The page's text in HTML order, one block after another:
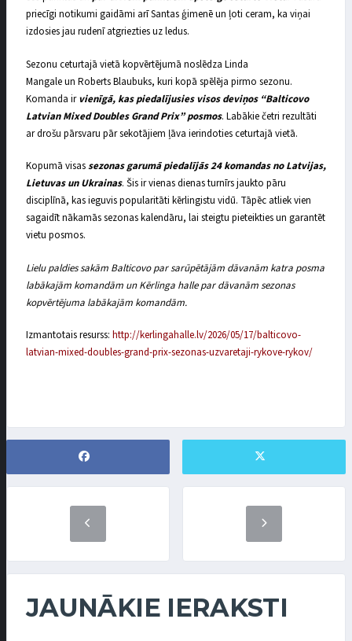
priecīgi notikumi gaidāmi arī Santas ģimenē un ļoti ceram, ka viņai
izdosies jau rudenī atgriezties uz ledus.
Sezonu ceturtajā vietā kopvērtējumā noslēdza Linda
Mangale un Roberts Blaubuks, kuri kopā spēlēja pirmo sezonu.
Komanda irvienīgā, kas piedalījusies visos deviņos “Balticovo
Latvian Mixed Doubles Grand Prix” posmos. Labākie četri rezultāti
ar drošu pārsvaru pār sekotājiem ļāva ierindoties ceturtajā vietā.
Kopumā visassezonas garumā piedalījās 24 komandas no Latvijas,
Lietuvas un Ukrainas. Šis ir vienas dienas turnīrs jaukto pāru
disciplīnā, kas ieguvis popularitāti kērlingistu vidū. Tāpēc atliek vien
sagaidīt nākamās sezonas kalendāru, lai steigtu pieteikties un garantēt
vietu posmos.
Lielu paldies sakām Balticovo par sarūpētājām dāvanām katra posma
labākajām komandām un Kērlinga halle par dāvanām sezonas
kopvērtējuma labākajām komandām.
Izmantotais resurss: http://kerlingahalle.lv/2026/05/17/balticovo-
latvian-mixed-doubles-grand-prix-sezonas-uzvaretaji-rykove-rykov/
JAUNĀKIE IERAKSTI